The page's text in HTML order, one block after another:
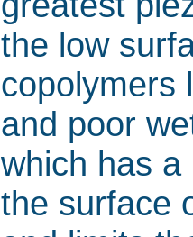
the low
copolymers
and poor
which has
the surface